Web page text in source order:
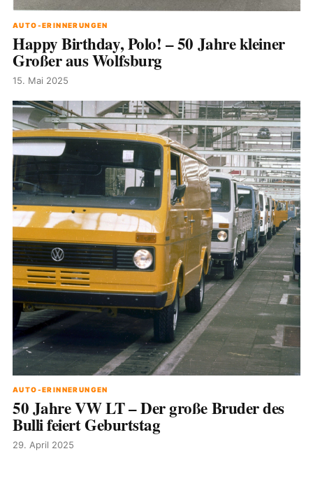
AUTO-ERINNERUNGEN
Happy Birthday, Polo! – 50 Jahre kleiner
Großer aus Wolfsburg
15. Mai 2025
AUTO-ERINNERUNGEN
50 Jahre VW LT – Der große Bruder des
Bulli feiert Geburtstag
29. April 2025